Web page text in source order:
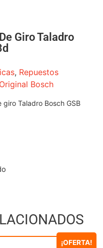
Giro Taladro
, Repuestos
Bosch
Taladro Bosch GSB
¡OFERTA!